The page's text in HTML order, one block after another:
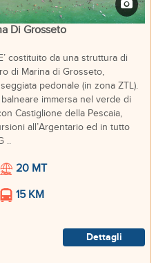
Di Grosseto
costituito da una struttura di
di Marina di Grosseto,
pedonale (in zona ZTL).
immersa nel verde di
Castiglione della Pescaia,
all’Argentario ed in tutto
..
20 MT
15 KM
Dettagli